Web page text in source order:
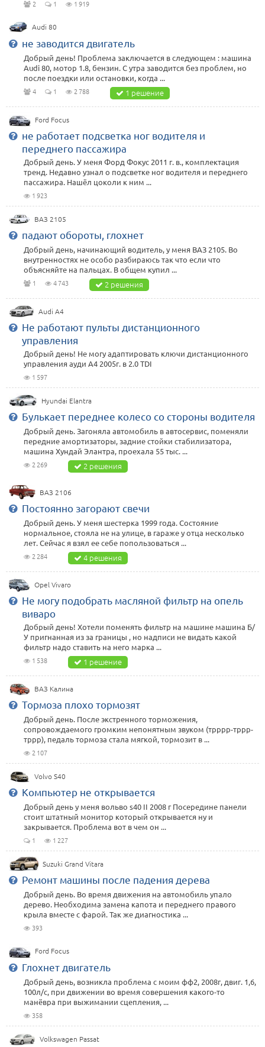
2 1 1 919
Audi 80
не заводится двигатель
Добрый день! Проблема заключается в следующем : машина
Audi 80, мотор 1.8, бензин. С утра заводится без проблем, но
после поездки или остановки, когда ...
4 1 2 788 1 решение
Ford Focus
не работает подсветка ног водителя и
переднего пассажира
Добрый день. У меня Форд Фокус 2011 г. в., комплектация
тренд. Недавно узнал о подсветке ног водителя и переднего
пассажира. Нашёл цоколи к ним ...
1 923
ВАЗ 2105
падают обороты, глохнет
Добрый день, начинающий водитель, у меня ВАЗ 2105. Во
внутренностях не особо разбираюсь так что если что
объясняйте на пальцах. В общем купил ...
1 4 743 2 решения
Audi A4
Не работают пульты дистанционного
управления
Добрый день! Не могу адаптировать ключи дистанционного
управления ауди А4 2005г. в 2.0 TDI
1 597
Hyundai Elantra
Булькает переднее колесо со стороны водителя
Добрый день. Загоняла автомобиль в автосервис, поменяли
передние амортизаторы, задние стойки стабилизатора,
машина Хундай Элантра, проехала 55 тыс. ...
2 269 2 решения
ВАЗ 2106
Постоянно загорают свечи
Добрый день. У меня шестерка 1999 года. Состояние
нормальное, стояла не на улице, в гараже у отца несколько
лет. Сейчас я взял ее себе попользоваться ...
2 284 4 решения
Opel Vivaro
Не могу подобрать масляной фильтр на опель
виваро
Добрый день! Хотели поменять фильтр на машине машина Б/
У пригнанная из за границы , но надписи не видать какой
фильтр надо ставить на него марка ...
1 538 1 решение
ВАЗ Калина
Тормоза плохо тормозят
Добрый день. После экстренного торможения,
сопровождаемого громким непонятным звуком (трррр-тррр-
тррр), педаль тормоза стала мягкой, тормозит в ...
2 107
Volvo S40
Компьютер не открывается
Добрый день у меня вольво s40 II 2008 г Посередине панели
стоит штатный монитор который открывается ну и
закрывается. Проблема вот в чем он ...
1 1 227
Suzuki Grand Vitara
Ремонт машины после падения дерева
Добрый день. Во время движения на автомобиль упало
дерево. Необходима замена капота и переднего правого
крыла вместе с фарой. Так же диагностика ...
393
Ford Focus
Глохнет двигатель
Добрый день, возникла проблема с моим фф2, 2008г, двиг. 1,6,
100л/с, при движении во время совершения какого-то
манёвра при выжимании сцепления, ...
358
Volkswagen Passat